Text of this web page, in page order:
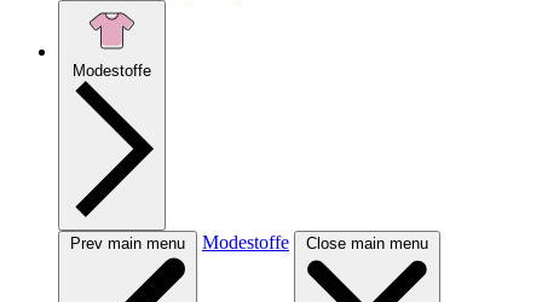
Modestoffe
Prev main menu Modestoffe Close main menu